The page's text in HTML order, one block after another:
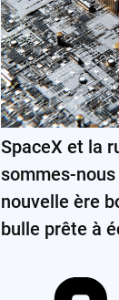
SpaceX et la
sommes-nous
nouvelle ère
bulle prête à